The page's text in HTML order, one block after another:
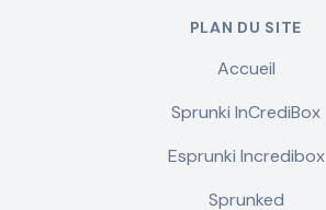
PLAN DU SITE
Accueil
Sprunki InCrediBox
Esprunki Incredibox
Sprunked